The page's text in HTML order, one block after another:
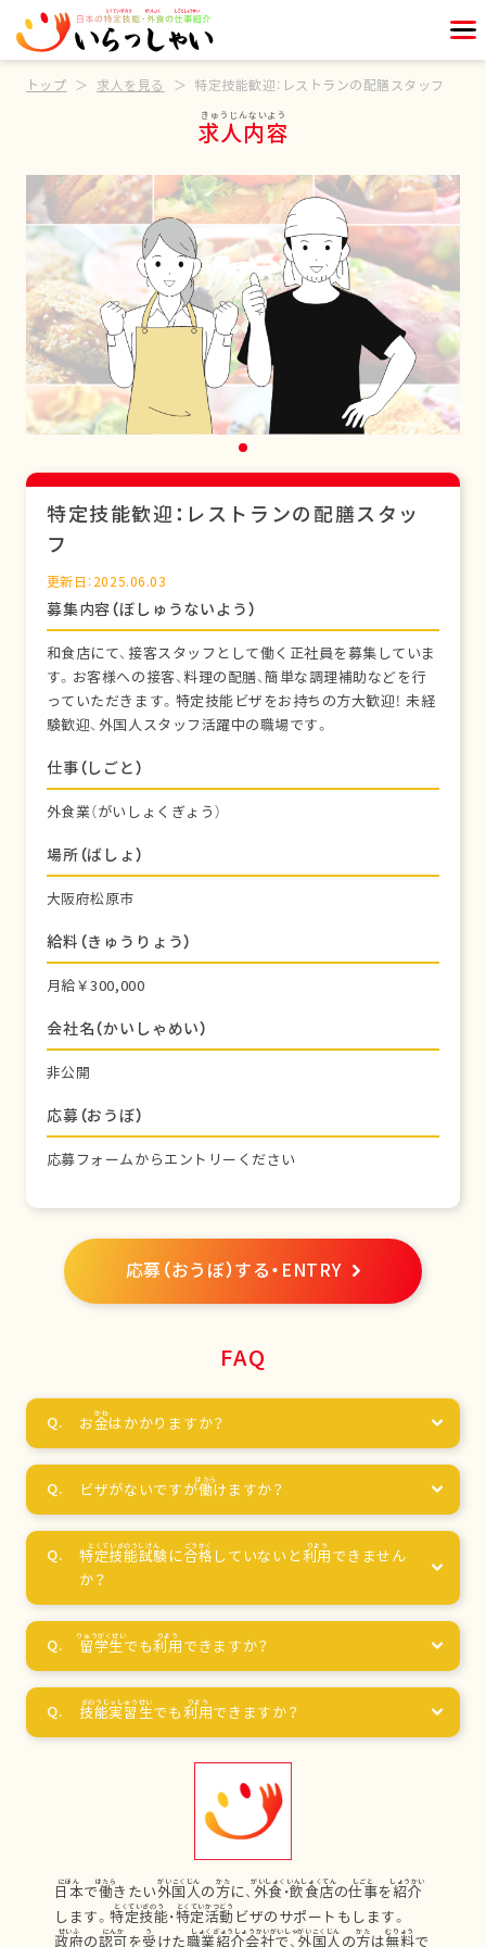
トップ 求人を見る 特定技能歓迎：レストランの配膳スタッフ
求人内容
特定技能歓迎：レストランの配膳スタッ
フ
更新日：2025.06.03
募集内容（ぼしゅうないよう）
和食店にて、接客スタッフとして働く正社員を募集していま
す。お客様への接客、料理の配膳、簡単な調理補助などを行
っていただきます。特定技能ビザをお持ちの方大歓迎！ 未経
験歓迎、外国人スタッフ活躍中の職場です。
仕事（しごと）
外食業（がいしょくぎょう）
場所（ばしょ）
大阪府松原市
給料（きゅうりょう）
月給￥300,000
会社名（かいしゃめい）
非公開
応募（おうぼ）
応募フォームからエントリーください
応募（おうぼ）する・ENTRY
FAQ
お金はかかりますか？
ビザがないですが働けますか？
特定技能試験に合格 していないと利用 できません
か？
留学生でも利用 できますか？
技能実習生でも利用できますか？
日本で働きたい外国人の方に、 外食 ・飲食店の仕事を紹介
します。特定技能・特定活動 ビザのサポートもします。
政府の認可を受けた職業紹介会社で、 外国人の方は無料で